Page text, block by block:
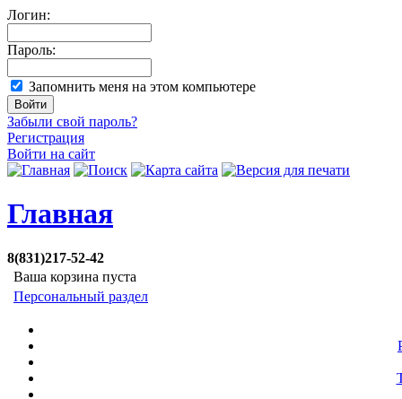
Логин:
Пароль:
Запомнить меня на этом компьютере
Забыли свой пароль?
Регистрация
Войти на сайт
Главная
8(831)217-52-42
Ваша корзина пуста
Персональный раздел